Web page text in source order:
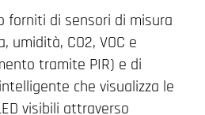
forniti di sensori di misura
CO2, VOC e
tramite PIR) e di
che visualizza le
visibili attraverso